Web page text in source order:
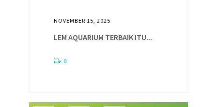
NOVEMBER 15, 2025
LEM AQUARIUM TERBAIK ITU...
0